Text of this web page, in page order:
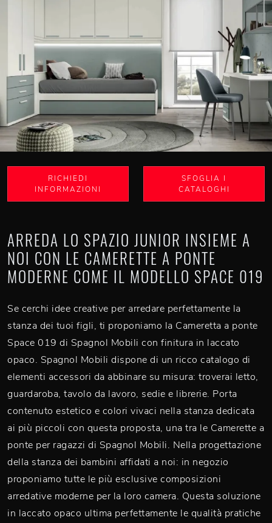
RICHIEDI
INFORMAZIONI
SFOGLIA I
CATALOGHI
ARREDA LO SPAZIO JUNIOR INSIEME A
NOI CON LE CAMERETTE A PONTE
MODERNE COME IL MODELLO SPACE 019
Se cerchi idee creative per arredare perfettamente la
stanza dei tuoi figli, ti proponiamo la Cameretta a ponte
Space 019 di Spagnol Mobili con finitura in laccato
opaco. Spagnol Mobili dispone di un ricco catalogo di
elementi accessori da abbinare su misura: troverai letto,
guardaroba, tavolo da lavoro, sedie e librerie. Porta
contenuto estetico e colori vivaci nella stanza dedicata
ai più piccoli con questa proposta, una tra le Camerette a
ponte per ragazzi di Spagnol Mobili. Nella progettazione
della stanza dei bambini affidati a noi: in negozio
proponiamo tutte le più esclusive composizioni
arredative moderne per la loro camera. Questa soluzione
in laccato opaco ultima perfettamente le qualità pratiche